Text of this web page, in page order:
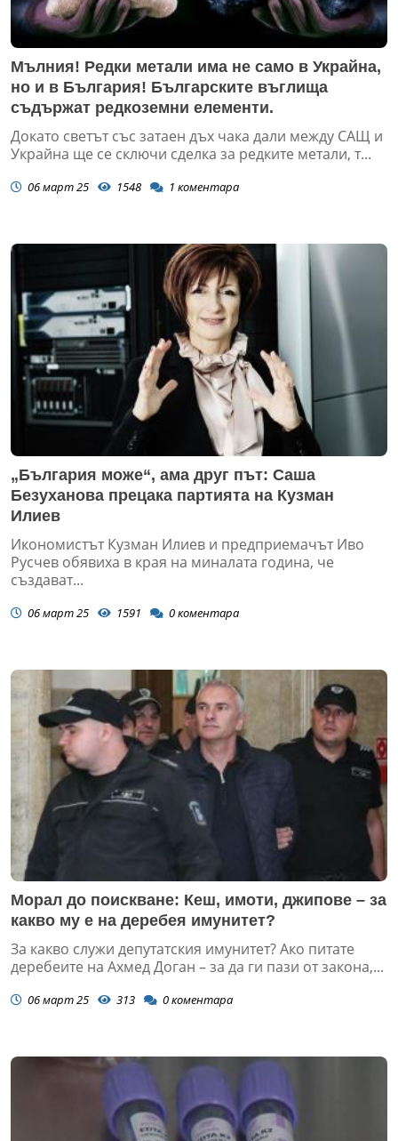
Мълния! Редки метали има не само в Украйна,
но и в България! Българските въглища
съдържат редкоземни елементи.
Докато светът със затаен дъх чака дали между САЩ и
Украйна ще се сключи сделка за редките метали, т...
06 март 25 1548 1 коментара
„България може“, ама друг път: Саша
Безуханова прецака партията на Кузман
Илиев
Икономистът Кузман Илиев и предприемачът Иво
Русчев обявиха в края на миналата година, че
създават...
06 март 25 1591 0коментара
Морал до поискване: Кеш, имоти, джипове – за
какво му е на деребея имунитет?
За какво служи депутатския имунитет? Ако питате
деребеите на Ахмед Доган – за да ги пази от закона,...
06 март 25 313 0коментара